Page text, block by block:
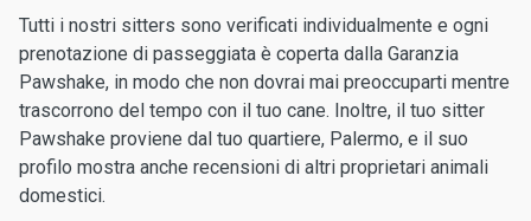
Tutti i nostri sitters sono verificati individualmente e ogni
prenotazione di passeggiata è coperta dalla Garanzia
Pawshake, in modo che non dovrai mai preoccuparti mentre
trascorrono del tempo con il tuo cane. Inoltre, il tuo sitter
Pawshake proviene dal tuo quartiere, Palermo, e il suo
profilo mostra anche recensioni di altri proprietari animali
domestici.